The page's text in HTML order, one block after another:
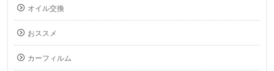
オイル交換
おススメ
カーフィルム